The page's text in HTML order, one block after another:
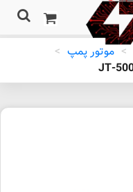
> موتور پمپ >